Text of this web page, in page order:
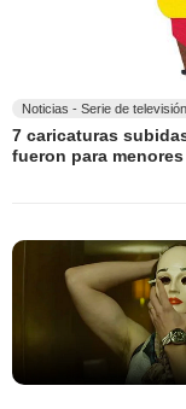
Noticias - Serie de televisión
7 caricaturas
fueron para